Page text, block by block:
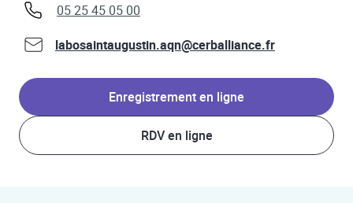
phone
05 25 45 05 00
labosaintaugustin.aqn@cerballiance.fr
Enregistrement en ligne
RDV en ligne